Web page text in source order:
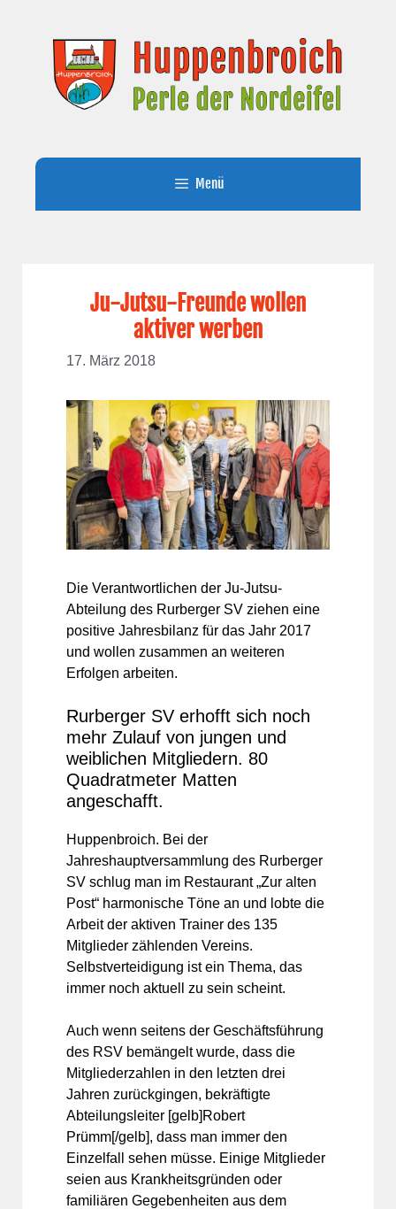
springen
Menü
Ju-Jutsu-Freunde wollen
aktiver werben
17. März 2018
Die Verantwortlichen der Ju-Jutsu-
Abteilung des Rurberger SV ziehen eine
positive Jahresbilanz für das Jahr 2017
und wollen zusammen an weiteren
Erfolgen arbeiten.
Rurberger SV erhofft sich noch
mehr Zulauf von jungen und
weiblichen Mitgliedern. 80
Quadratmeter Matten
angeschafft.
Huppenbroich. Bei der
Jahreshauptversammlung des Rurberger
SV schlug man im Restaurant „Zur alten
Post“ harmonische Töne an und lobte die
Arbeit der aktiven Trainer des 135
Mitglieder zählenden Vereins.
Selbstverteidigung ist ein Thema, das
immer noch aktuell zu sein scheint.
Auch wenn seitens der Geschäftsführung
des RSV bemängelt wurde, dass die
Mitgliederzahlen in den letzten drei
Jahren zurückgingen, bekräftigte
Abteilungsleiter [gelb]Robert
Prümm[/gelb], dass man immer den
Einzelfall sehen müsse. Einige Mitglieder
seien aus Krankheitsgründen oder
familiären Gegebenheiten aus dem